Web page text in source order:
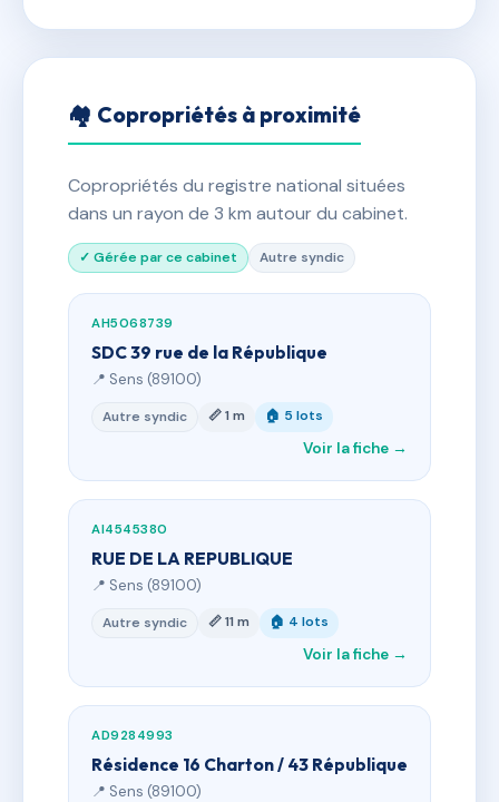
🏘 Copropriétés à proximité
Copropriétés du registre national situées
dans un rayon de 3 km autour du cabinet.
✓ Gérée par ce cabinet Autre syndic
AH5068739
SDC 39 rue de la République
📍 Sens (89100)
Autre syndic 📏 1 m 🏠 5 lots
Voir la fiche →
AI4545380
RUE DE LA REPUBLIQUE
📍 Sens (89100)
Autre syndic 📏 11 m 🏠 4 lots
Voir la fiche →
AD9284993
Résidence 16 Charton / 43 République
📍 Sens (89100)